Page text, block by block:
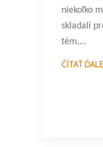
niekoľko
skladali
tém,…
ČÍTAŤ